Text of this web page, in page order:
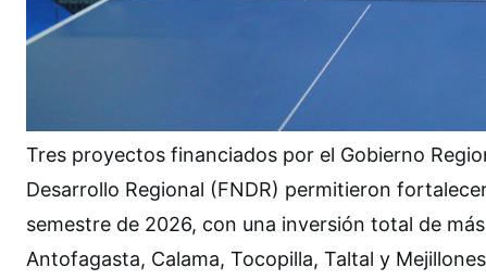
Tres proyectos financiados por el Gobierno
Desarrollo Regional (FNDR) permitieron
semestre de 2026, con una inversión total de
Antofagasta, Calama, Tocopilla, Taltal y